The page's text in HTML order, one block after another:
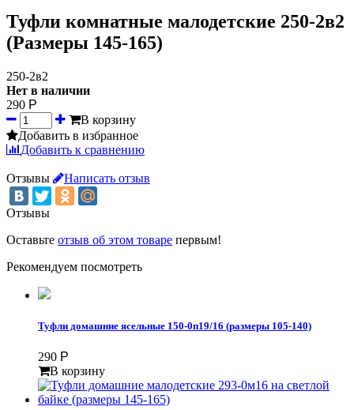
Туфли комнатные малодетские 250-2в2
(Размеры 145-165)
250-2в2
Нет в наличии
290 Р
В корзину
Добавить в избранное
Добавить к сравнению
Отзывы Написать отзыв
Отзывы
Оставьте отзыв об этом товаре первым!
Рекомендуем посмотреть
Туфли домашние ясельные 150-0п19/16 (размеры 105-140)
290 Р
В корзину